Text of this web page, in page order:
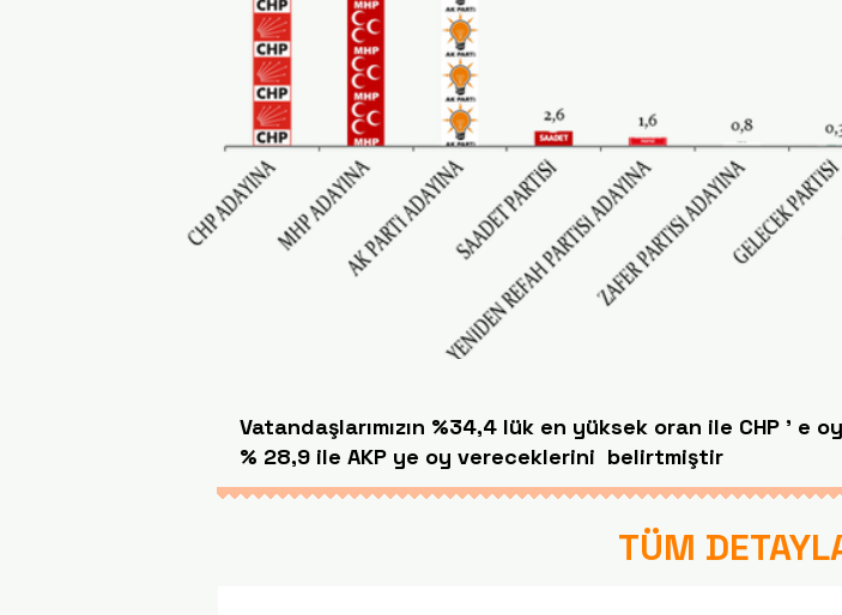
Vatandaşlarımızın %34,4 lük en yüksek oran ile CHP ' e
% 28,9 ile AKP ye oy vereceklerini belirtmiştir
TÜM